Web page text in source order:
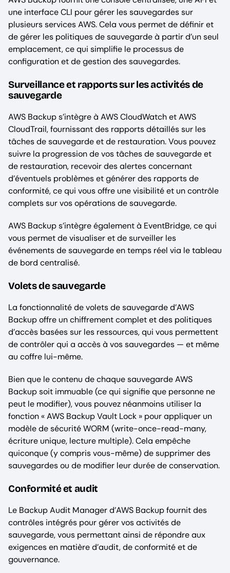
une interface CLI pour gérer les sauvegardes sur
plusieurs services AWS. Cela vous permet de définir et
de gérer les politiques de sauvegarde à partir d’un seul
emplacement, ce qui simplifie le processus de
configuration et de gestion des sauvegardes.
Surveillance et rapports sur les activités de
sauvegarde
AWS Backup s’intègre à AWS CloudWatch et AWS
CloudTrail, fournissant des rapports détaillés sur les
tâches de sauvegarde et de restauration. Vous pouvez
suivre la progression de vos tâches de sauvegarde et
de restauration, recevoir des alertes concernant
d’éventuels problèmes et générer des rapports de
conformité, ce qui vous offre une visibilité et un contrôle
complets sur vos opérations de sauvegarde.
AWS Backup s’intègre également à EventBridge, ce qui
vous permet de visualiser et de surveiller les
événements de sauvegarde en temps réel via le tableau
de bord centralisé.
Volets de sauvegarde
La fonctionnalité de volets de sauvegarde d’AWS
Backup offre un chiffrement complet et des politiques
d’accès basées sur les ressources, qui vous permettent
de contrôler qui a accès à vos sauvegardes — et même
au coffre lui-même.
Bien que le contenu de chaque sauvegarde AWS
Backup soit immuable (ce qui signifie que personne ne
peut le modifier), vous pouvez néanmoins utiliser la
fonction « AWS Backup Vault Lock » pour appliquer un
modèle de sécurité WORM (write-once-read-many,
écriture unique, lecture multiple). Cela empêche
quiconque (y compris vous-même) de supprimer des
sauvegardes ou de modifier leur durée de conservation.
Conformité et audit
Le Backup Audit Manager d’AWS Backup fournit des
contrôles intégrés pour gérer vos activités de
sauvegarde, vous permettant ainsi de répondre aux
exigences en matière d’audit, de conformité et de
gouvernance.